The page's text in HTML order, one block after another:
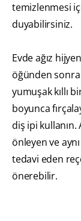
temizlenmesi
duyabilirsiniz.
Evde ağız
öğünden
yumuşak kıllı
boyunca
diş ipi kullanın.
önleyen ve
tedavi eden
önerebilir.